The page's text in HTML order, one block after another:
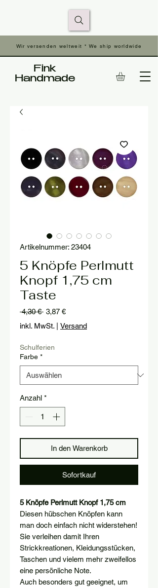
Wir versenden weltweit * We ship worldwide
Fink
Handmade
Artikelnummer: 23404
5 Knöpfe Perlmutt
Knopf 1,75 cm
Taste
4,30 € Standardpreis
3,87 €Sale-
inkl. MwSt. Versand
Schulferien
Farbe *
Anzahl *
In den Warenkorb
Sofortkauf
5 Knöpfe Perlmutt Knopf 1,75 cm
Diesen hübschen Knöpfen kann
man doch einfach nicht widerstehen!
Sie verleihen damit Ihren
Strickkreationen, Kleidungsstücken,
Taschen und vielem mehr zweifellos
eine persönliche Note.
Auch besonders gut geeignet, um